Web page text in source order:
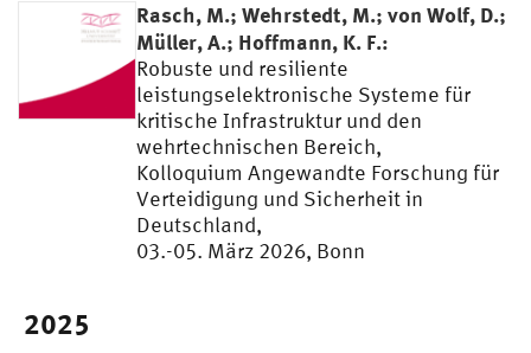
Rasch, M.; Wehrstedt, M.; von Wolf, D.;
Müller, A.; Hoffmann, K. F.:
Robuste und resiliente
leistungselektronische Systeme für
kritische Infrastruktur und den
wehrtechnischen Bereich,
Kolloquium Angewandte Forschung für
Verteidigung und Sicherheit in
Deutschland,
03.-05. März 2026, Bonn
2025